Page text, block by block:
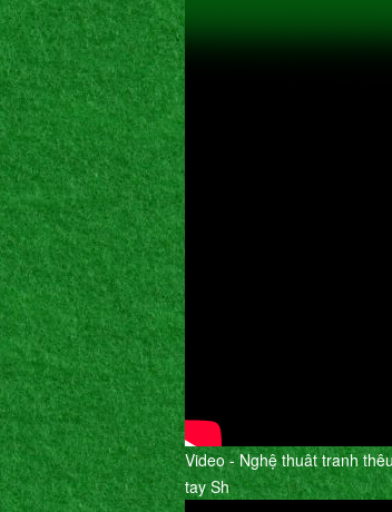
Video - Nghệ thuât tranh thêu
tay Sh